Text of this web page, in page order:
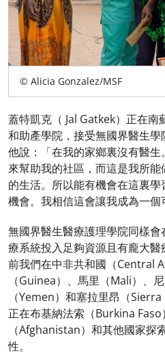
© Alicia Gonzalez/MSF
蓋特凱克（ Jal Gatkek）正在南
和助產學院，接受無國界醫生學
他說：「在我的家鄉裏沒有醫
來幫助我的社區，而這是我所
的生活。所以能有機會在這裏
機會。我相信這會讓我成為一個
無國界醫生醫療護理學院同樣
療系統投入足夠資源且有龐大
前我們在中非共和國（Central
（Guinea）、馬里（Mali）、
（Yemen）和塞拉里昂（
正在布基納法索（Burkina Faso
（Afghanistan）和其他國家探
性。